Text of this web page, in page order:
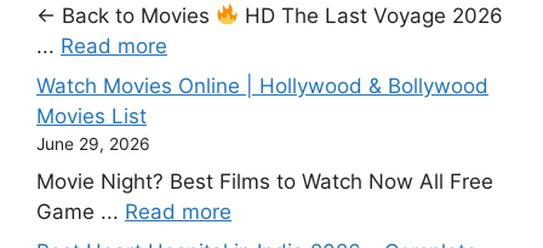
← Back to Movies
HD The Last Voyage 2026
... Read more
Watch Movies Online | Hollywood & Bollywood
Movies List
June 29, 2026
Movie Night? Best Films to Watch Now All Free
Game ... Read more